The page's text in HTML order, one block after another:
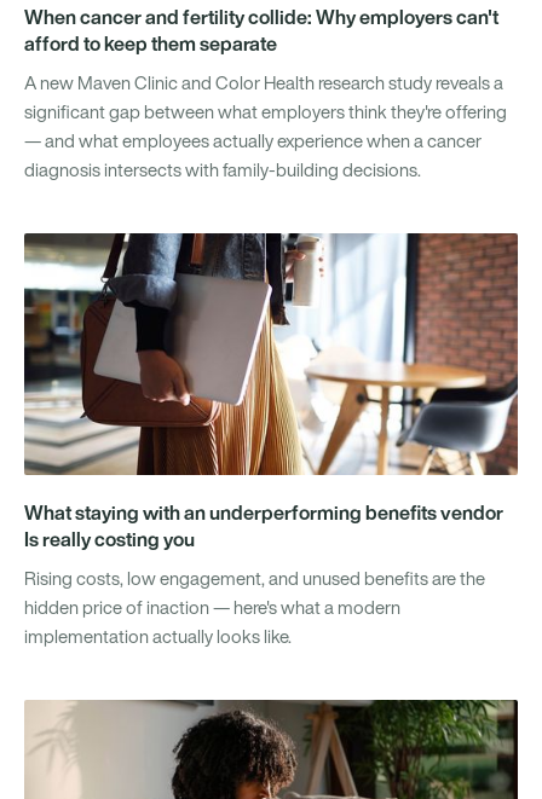
When cancer and fertility collide: Why employers can't
afford to keep them separate
A new Maven Clinic and Color Health research study reveals a
significant gap between what employers think they're offering
— and what employees actually experience when a cancer
diagnosis intersects with family-building decisions.
What staying with an underperforming benefits vendor
Is really costing you
Rising costs, low engagement, and unused benefits are the
hidden price of inaction — here's what a modern
implementation actually looks like.